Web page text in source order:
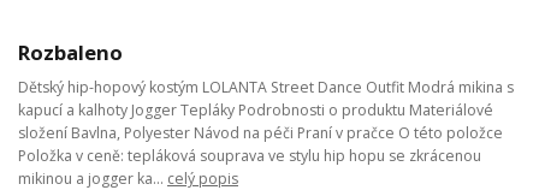
Rozbaleno
Dětský hip-hopový kostým LOLANTA Street Dance Outfit Modrá mikina s
kapucí a kalhoty Jogger Tepláky Podrobnosti o produktu Materiálové
složení Bavlna, Polyester Návod na péči Praní v pračce O této položce
Položka v ceně: tepláková souprava ve stylu hip hopu se zkrácenou
mikinou a jogger ka... celý popis